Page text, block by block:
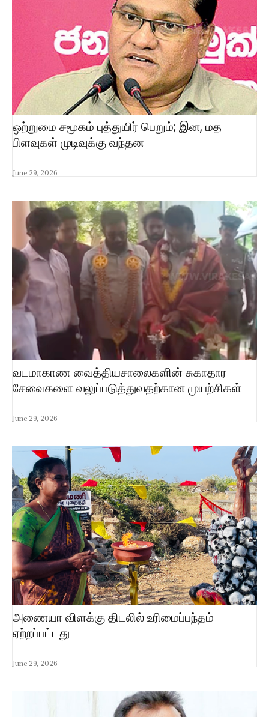
ஒற்றுமை சமூகம் புத்துயிர் பெறும்; இன, மத
பிளவுகள் முடிவுக்கு வந்தன
June 29, 2026
வடமாகாண வைத்தியசாலைகளின் சுகாதார
சேவைகளை வலுப்படுத்துவதற்கான முயற்சிகள்
June 29, 2026
அணையா விளக்கு திடலில் உரிமைப்பந்தம்
ஏற்றப்பட்டது
June 29, 2026